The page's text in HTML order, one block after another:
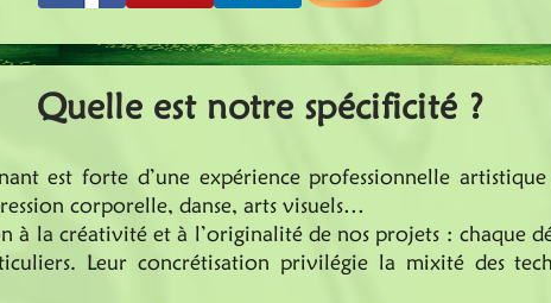
Quelle est notre spécificité ?
est forte d’une expérience professionnelle
corporelle, danse, arts visuels…
la créativité et à l’originalité de nos projets : chaque
Leur concrétisation privilégie la mixité des